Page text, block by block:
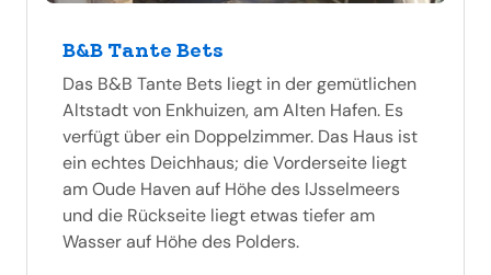
B&B Tante Bets
Das B&B Tante Bets liegt in der gemütlichen
Altstadt von Enkhuizen, am Alten Hafen. Es
verfügt über ein Doppelzimmer. Das Haus ist
ein echtes Deichhaus; die Vorderseite liegt
am Oude Haven auf Höhe des IJsselmeers
und die Rückseite liegt etwas tiefer am
Wasser auf Höhe des Polders.